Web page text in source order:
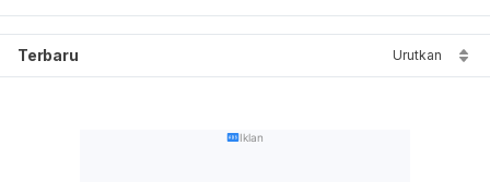
Terbaru Urutkan
Iklan